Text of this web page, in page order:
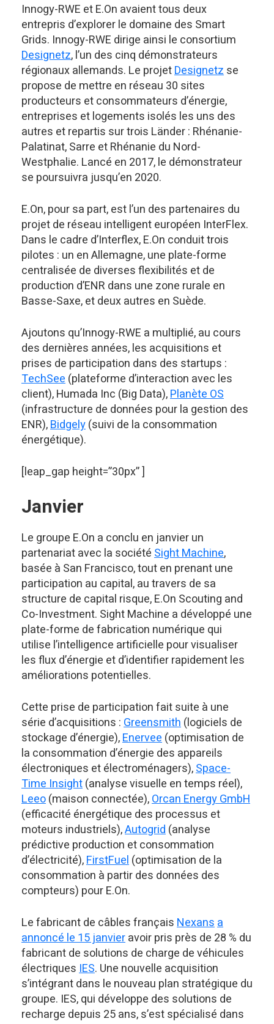
Innogy-RWE et E.On avaient tous deux
entrepris d’explorer le domaine des Smart
Grids. Innogy-RWE dirige ainsi le consortium
Designetz, l’un des cinq démonstrateurs
régionaux allemands. Le projetDesignetzse
propose de mettre en réseau 30 sites
producteurs et consommateurs d’énergie,
entreprises et logements isolés les uns des
autres et repartis sur trois Länder : Rhénanie-
Palatinat, Sarre et Rhénanie du Nord-
Westphalie. Lancé en 2017, le démonstrateur
se poursuivra jusqu’en 2020.
E.On, pour sa part, est l’un des partenaires du
projet de réseau intelligent européen InterFlex.
Dans le cadre d’Interflex, E.On conduit trois
pilotes : un en Allemagne, une plate-forme
centralisée de diverses flexibilités et de
production d’ENR dans une zone rurale en
Basse-Saxe, et deux autres en Suède.
Ajoutons qu’Innogy-RWE a multiplié, au cours
des dernières années, les acquisitions et
prises de participation dans des startups :
TechSee(plateforme d’interaction avec les
client), Humada Inc (Big Data),Planète OS
(infrastructure de données pour la gestion des
ENR),Bidgely(suivi de la consommation
énergétique).
[leap_gap height=”30px” ]
Janvier
Le groupe E.On a conclu en janvier un
partenariat avec la sociétéSight Machine,
basée à San Francisco, tout en prenant une
participation au capital, au travers de sa
structure de capital risque, E.On Scouting and
Co-Investment. Sight Machine a développé une
plate-forme de fabrication numérique qui
utilise l’intelligence artificielle pour visualiser
les flux d’énergie et d’identifier rapidement les
améliorations potentielles.
Cette prise de participation fait suite à une
série d’acquisitions :Greensmith(logiciels de
stockage d’énergie),Enervee(optimisation de
la consommation d’énergie des appareils
électroniques et électroménagers),Space-
Time Insight(analyse visuelle en temps réel),
Leeo(maison connectée),Orcan Energy GmbH
(efficacité énergétique des processus et
moteurs industriels),Autogrid(analyse
prédictive production et consommation
d’électricité),FirstFuel(optimisation de la
consommation à partir des données des
compteurs) pour E.On.
Le fabricant de câbles françaisNexansa
annoncé le 15 janvieravoir pris près de 28 % du
fabricant de solutions de charge de véhicules
électriquesIES. Une nouvelle acquisition
s’intégrant dans le nouveau plan stratégique du
groupe. IES, qui développe des solutions de
recharge depuis 25 ans, s’est spécialisé dans